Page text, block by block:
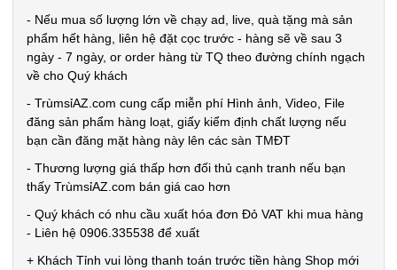
- Nếu mua số lượng lớn về chạy ad, live, quà tặng mà sản
phẩm hết hàng, liên hệ đặt cọc trước - hàng sẽ về sau 3
ngày - 7 ngày, or order hàng từ TQ theo đường chính ngạch
về cho Quý khách
- TrùmsỉAZ.com cung cấp miễn phí Hình ảnh, Video, File
đăng sản phẩm hàng loạt, giấy kiểm định chất lượng nếu
bạn cần đăng mặt hàng này lên các sàn TMĐT
- Thương lượng giá thấp hơn đối thủ cạnh tranh nếu bạn
thấy TrùmsỉAZ.com bán giá cao hơn
- Quý khách có nhu cầu xuất hóa đơn Đỏ VAT khi mua hàng
- Liên hệ 0906.335538 để xuất
+ Khách Tỉnh vui lòng thanh toán trước tiền hàng Shop mới